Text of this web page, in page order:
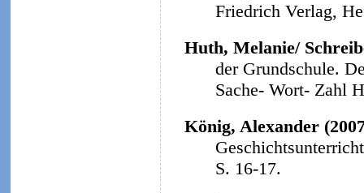
Friedrich Verlag,
Huth, Melanie/
der Grundschule.
Sache- Wort- Zahl
König, Alexander
S. 16-17.